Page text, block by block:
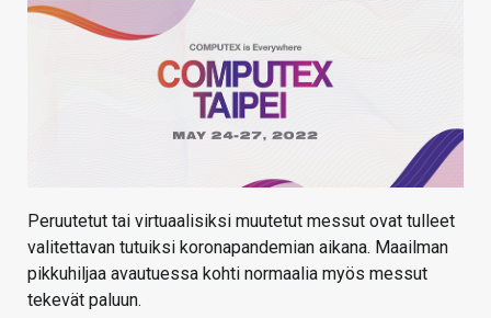
VAIHDA TEEMA
Peruutetut tai virtuaalisiksi muutetut messut ovat tulleet
valitettavan tutuiksi koronapandemian aikana. Maailman
pikkuhiljaa avautuessa kohti normaalia myös messut
tekevät paluun.